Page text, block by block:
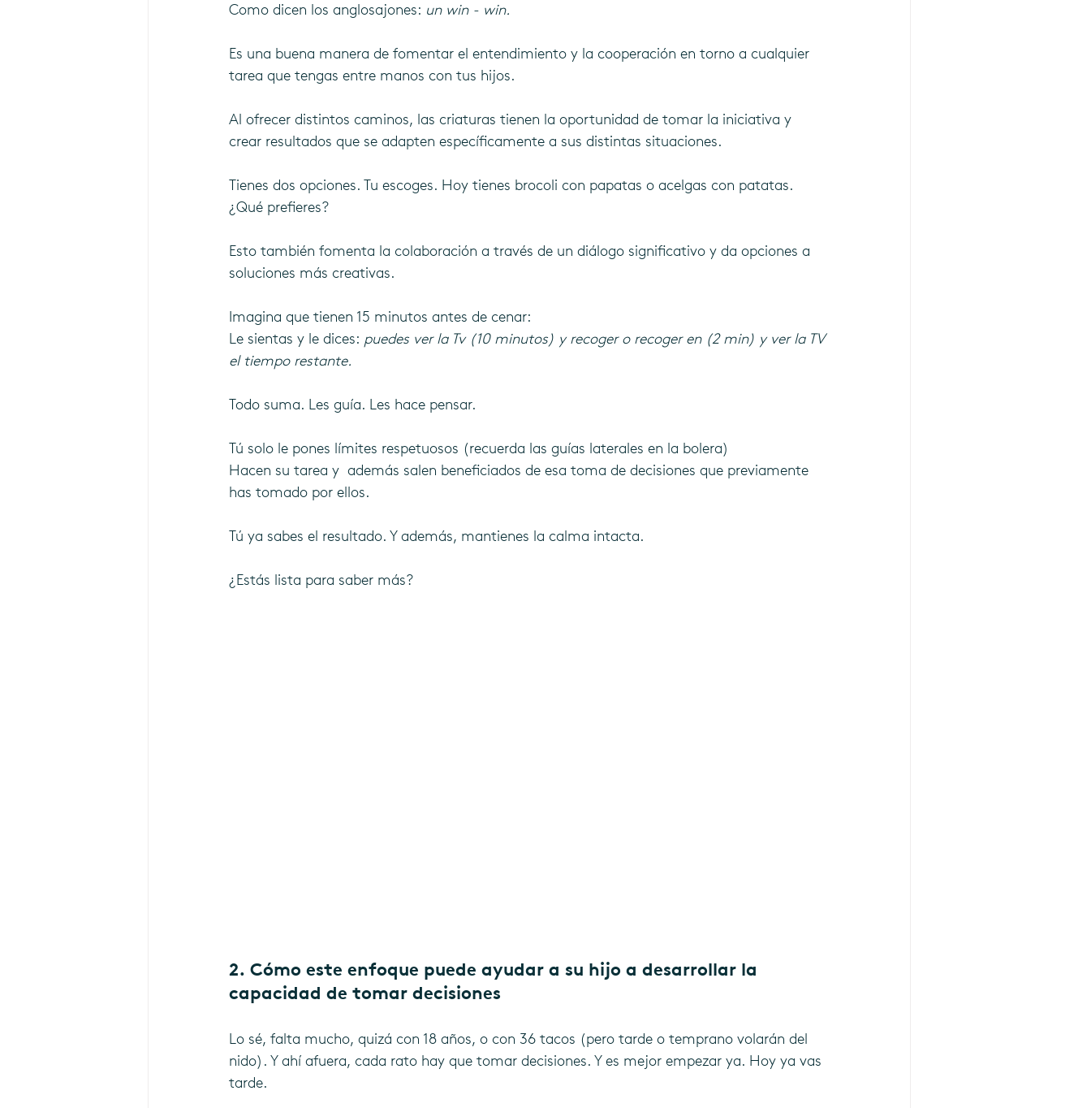
Como dicen los anglosajones: un win - win.
Es una buena manera de fomentar el entendimiento y la cooperación en torno a cualquier
tarea que tengas entre manos con tus hijos.
Al ofrecer distintos caminos, las criaturas tienen la oportunidad de tomar la iniciativa y
crear resultados que se adapten específicamente a sus distintas situaciones.
Tienes dos opciones. Tu escoges. Hoy tienes brocoli con papatas o acelgas con patatas.
¿Qué prefieres?
Esto también fomenta la colaboración a través de un diálogo significativo y da opciones a
soluciones más creativas.
Imagina que tienen 15 minutos antes de cenar:
Le sientas y le dices: puedes ver la Tv (10 minutos) y recoger o recoger en (2 min) y ver la TV
el tiempo restante.
Todo suma. Les guía. Les hace pensar.
Tú solo le pones límites respetuosos (recuerda las guías laterales en la bolera)
Hacen su tarea y  además salen beneficiados de esa toma de decisiones que previamente
has tomado por ellos.
Tú ya sabes el resultado. Y además, mantienes la calma intacta.
¿Estás lista para saber más?
2. Cómo este enfoque puede ayudar a su hijo a desarrollar la
capacidad de tomar decisiones
Lo sé, falta mucho, quizá con 18 años, o con 36 tacos (pero tarde o temprano volarán del
nido). Y ahí afuera, cada rato hay que tomar decisiones. Y es mejor empezar ya. Hoy ya vas
tarde.